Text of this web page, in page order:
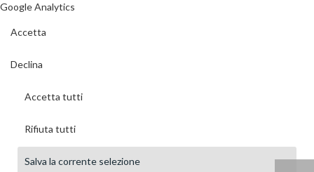
Google Analytics
Accetta
Declina
Accetta tutti
Rifiuta tutti
Salva la corrente selezione